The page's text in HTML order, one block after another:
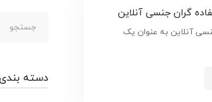
گران جنسی آنلاین
آنلاین به عنوان یک
دسته